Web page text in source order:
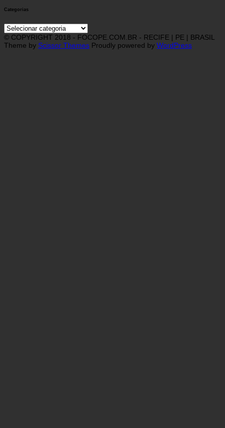
Categorias
Categorias
© COPYRIGHT 2018 - FOCOPE.COM.BR - RECIFE | PE | BRASIL
Theme by Scissor Themes Proudly powered by WordPress